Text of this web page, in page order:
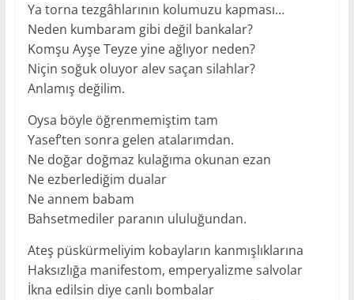
Ya torna tezgâhlarının kolumuzu kapması…
Neden kumbaram gibi değil bankalar?
Komşu Ayşe Teyze yine ağlıyor neden?
Niçin soğuk oluyor alev saçan silahlar?
Anlamış değilim.
Oysa böyle öğrenmemiştim tam
Yasef’ten sonra gelen atalarımdan.
Ne doğar doğmaz kulağıma okunan ezan
Ne ezberlediğim dualar
Ne annem babam
Bahsetmediler paranın ululuğundan.
Ateş püskürmeliyim kobayların kanmışlıklarına
Haksızlığa manifestom, emperyalizme salvolar
İkna edilsin diye canlı bombalar